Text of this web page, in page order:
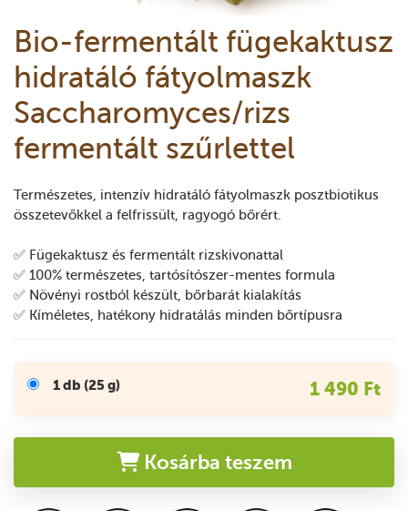
Bio-fermentált fügekaktusz
hidratáló fátyolmaszk
Saccharomyces/rizs
fermentált szűrlettel
Természetes, intenzív hidratáló fátyolmaszk posztbiotikus
összetevőkkel a felfrissült, ragyogó bőrért.
✅ Fügekaktusz és fermentált rizskivonattal
✅ 100% természetes, tartósítószer-mentes formula
✅ Növényi rostból készült, bőrbarát kialakítás
✅ Kíméletes, hatékony hidratálás minden bőrtípusra
1 db (25 g) 1 490 Ft
Kosárba teszem